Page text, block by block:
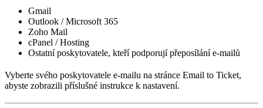
Gmail
Outlook / Microsoft 365
Zoho Mail
cPanel / Hosting
Ostatní poskytovatele, kteří podporují přeposílání e-mailů
Vyberte svého poskytovatele e-mailu na stránce Email to Ticket,
abyste zobrazili příslušné instrukce k nastavení.